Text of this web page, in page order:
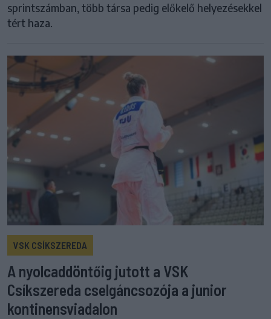
sprintszámban, több társa pedig előkelő helyezésekkel
tért haza.
VSK CSÍKSZEREDA
A nyolcaddöntőig jutott a VSK
Csíkszereda cselgáncsozója a junior
kontinensviadalon